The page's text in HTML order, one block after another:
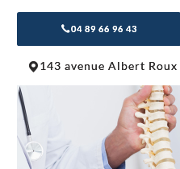
04 89 66 96 43
+
143 avenue Albert